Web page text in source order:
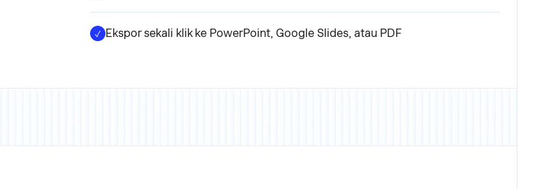
Ekspor sekali klik ke PowerPoint, Google Slides, atau PDF